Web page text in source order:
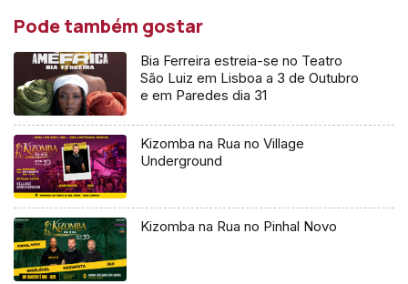
Pode também gostar
Bia Ferreira estreia-se no Teatro
São Luiz em Lisboa a 3 de Outubro
e em Paredes dia 31
Kizomba na Rua no Village
Underground
Kizomba na Rua no Pinhal Novo